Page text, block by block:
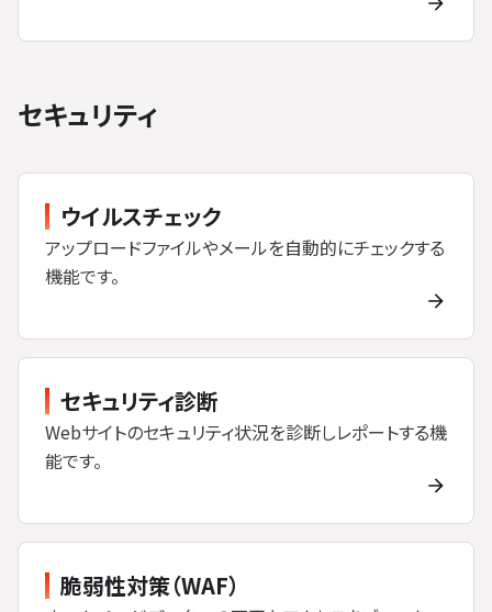
セキュリティ
ウイルスチェック
アップロードファイルやメールを自動的にチェックする
機能です。
セキュリティ診断
Webサイトのセキュリティ状況を診断しレポートする機
能です。
脆弱性対策（WAF）